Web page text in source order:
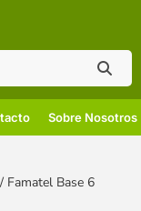
Sobre Nosotros
/ Famatel Base 6